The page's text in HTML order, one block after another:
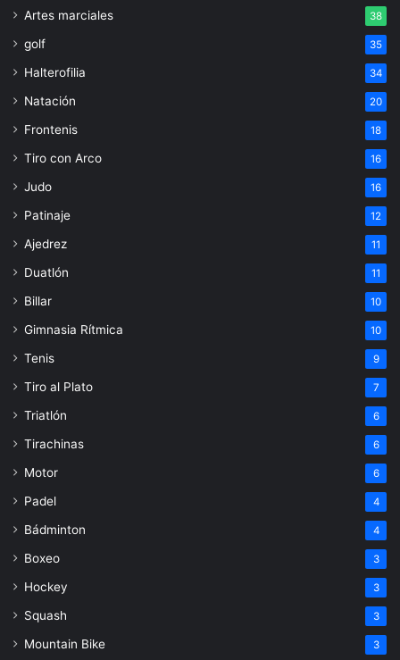
Artes marciales 38
golf 35
Halterofilia 34
Natación 20
Frontenis 18
Tiro con Arco 16
Judo 16
Patinaje 12
Ajedrez 11
Duatlón 11
Billar 10
Gimnasia Rítmica 10
Tenis 9
Tiro al Plato 7
Triatlón 6
Tirachinas 6
Motor 6
Padel 4
Bádminton 4
Boxeo 3
Hockey 3
Squash 3
Mountain Bike 3